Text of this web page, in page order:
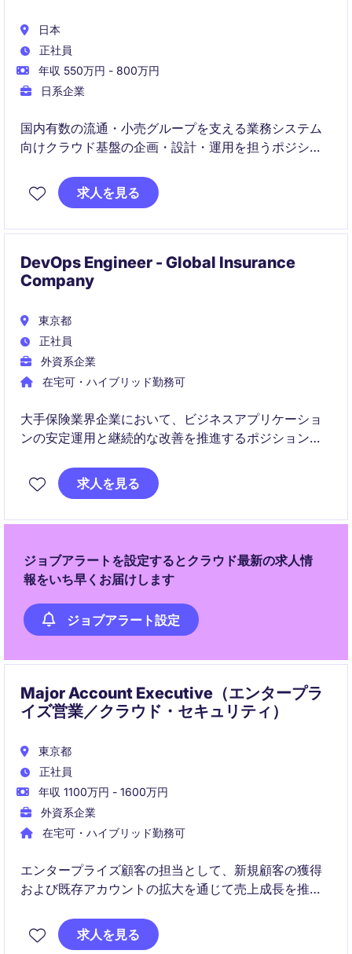
日本
正社員
年収 550万円 - 800万円
日系企業
国内有数の流通・小売グループを支える業務システム
向けクラウド基盤の企画・設計・運用を担うポジショ
じて、大規模システムのクラウド戦略推進に携わるこ
とができます。
求人を見る
DevOps Engineer - Global Insurance
Company
東京都
正社員
外資系企業
在宅可・ハイブリッド勤務可
大手保険業界企業において、ビジネスアプリケーショ
ンの安定運用と継続的な改善を推進するポジションで
の高度化を通じて、ビジネス価値の迅速な提供に貢献
していただきます。
求人を見る
ジョブアラートを設定するとクラウド最新の求人情
報をいち早くお届けします
ジョブアラート設定
Major Account Executive（エンタープラ
イズ営業／クラウド・セキュリティ）
東京都
正社員
年収 1100万円 - 1600万円
外資系企業
在宅可・ハイブリッド勤務可
エンタープライズ顧客の担当として、新規顧客の獲得
および既存アカウントの拡大を通じて売上成長を推進
求人を見る